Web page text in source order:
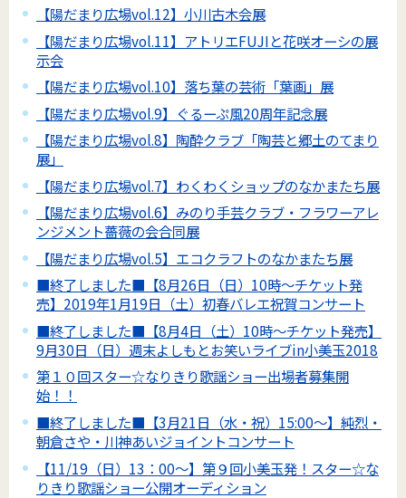
【陽だまり広場vol.12】小川古木会展
【陽だまり広場vol.11】アトリエFUJIと花咲オーシの展
示会
【陽だまり広場vol.10】落ち葉の芸術「葉画」展
【陽だまり広場vol.9】ぐるーぷ風20周年記念展
【陽だまり広場vol.8】陶酔クラブ「陶芸と郷土のてまり
展」
【陽だまり広場vol.7】わくわくショップのなかまたち展
【陽だまり広場vol.6】みのり手芸クラブ・フラワーアレ
ンジメント薔薇の会合同展
【陽だまり広場vol.5】エコクラフトのなかまたち展
■終了しました■【8月26日（日）10時～チケット発
売】2019年1月19日（土）初春バレエ祝賀コンサート
■終了しました■【8月4日（土）10時～チケット発売】
9月30日（日）週末よしもとお笑いライブin小美玉2018
第１０回スター☆なりきり歌謡ショー出場者募集開
始！！
■終了しました■【3月21日（水・祝）15:00～】純烈・
朝倉さや・川神あいジョイントコンサート
【11/19（日）13：00～】第９回小美玉発！スター☆な
りきり歌謡ショー公開オーディション